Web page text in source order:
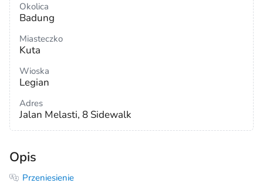
Okolica
Badung
Miasteczko
Kuta
Wioska
Legian
Adres
Jalan Melasti, 8 Sidewalk
Opis
Przeniesienie